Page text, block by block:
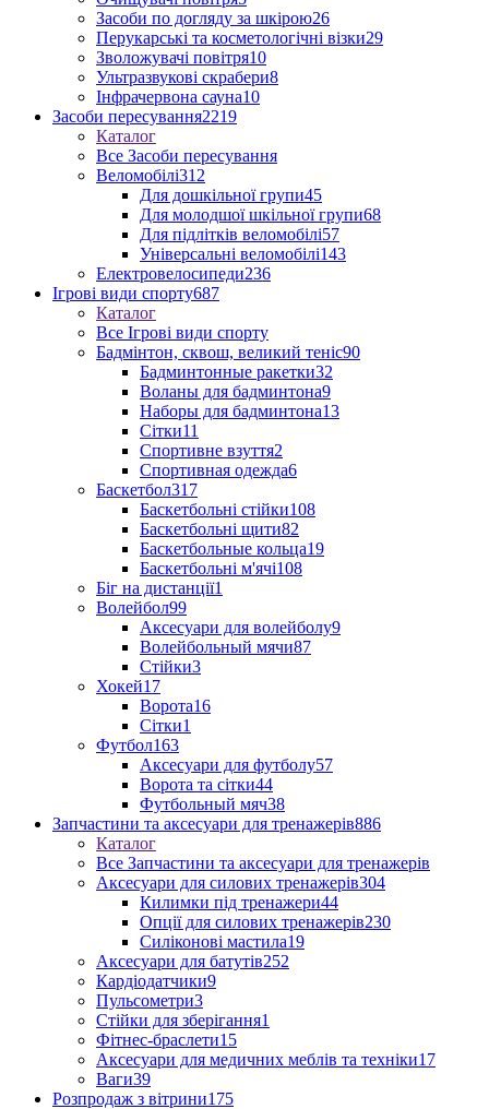
Засоби по догляду за шкірою26
Перукарські та косметологічні візки29
Зволожувачі повітря10
Ультразвукові скрабери8
Інфрачервона сауна10
Засоби пересування2219
Каталог
Все Засоби пересування
Веломобілі312
Для дошкільної групи45
Для молодшої шкільної групи68
Для підлітків веломобілі57
Універсальні веломобілі143
Електровелосипеди236
Ігрові види спорту687
Каталог
Все Ігрові види спорту
Бадмінтон, сквош, великий теніс90
Бадминтонные ракетки32
Воланы для бадминтона9
Наборы для бадминтона13
Сітки11
Спортивне взуття2
Спортивная одежда6
Баскетбол317
Баскетбольні стійки108
Баскетбольні щити82
Баскетбольные кольца19
Баскетбольні м'ячі108
Біг на дистанції1
Волейбол99
Аксесуари для волейболу9
Волейбольный мячи87
Стійки3
Хокей17
Ворота16
Сітки1
Футбол163
Аксесуари для футболу57
Ворота та сітки44
Футбольный мяч38
Запчастини та аксесуари для тренажерів886
Каталог
Все Запчастини та аксесуари для тренажерів
Аксесуари для силових тренажерів304
Килимки під тренажери44
Опції для силових тренажерів230
Силіконові мастила19
Аксесуари для батутів252
Кардіодатчики9
Пульсометри3
Стійки для зберігання1
Фітнес-браслети15
Аксесуари для медичних меблів та техніки17
Ваги39
Розпродаж з вітрини175